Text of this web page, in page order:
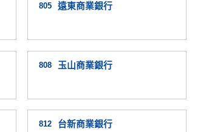
805 遠東商業銀行
808 玉山商業銀行
812 台新商業銀行